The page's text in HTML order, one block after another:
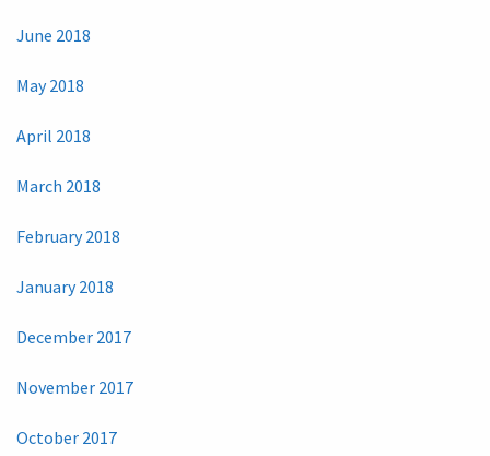
June 2018
May 2018
April 2018
March 2018
February 2018
January 2018
December 2017
November 2017
October 2017